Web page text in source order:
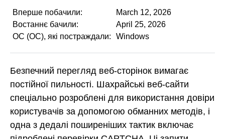
Вперше побачили:
March 12, 2026
Востаннє бачили:
April 25, 2026
ОС (ОС), які постраждали:
Windows
Безпечний перегляд веб-сторінок вимагає
постійної пильності. Шахрайські веб-сайти
спеціально розроблені для використання довіри
користувачів за допомогою обманних методів, і
одна з дедалі поширеніших тактик включає